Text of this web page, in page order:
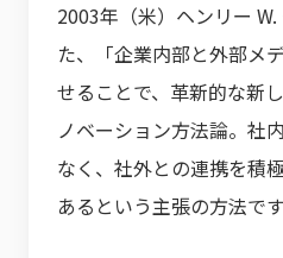
2003年（米）ヘンリー
た、「企業内部と外部メ
せることで、革新的な新
ノベーション方法論。社
なく、社外との連携を積
あるという主張の方法です